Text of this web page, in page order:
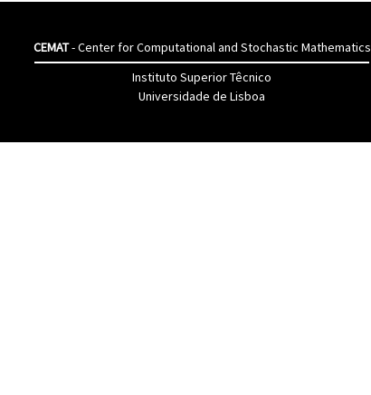
CEMAT- Center for Computational and Stochastic Mathematics
Instituto Superior Têcnico
Universidade de Lisboa